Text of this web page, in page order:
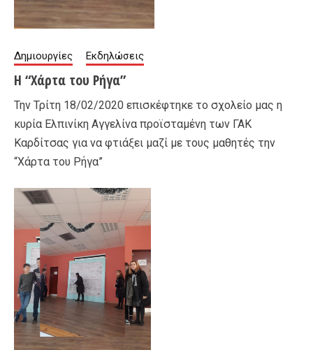
Δημιουργίες Εκδηλώσεις
Η “Χάρτα του Ρήγα”
Την Τρίτη 18/02/2020 επισκέφτηκε το σχολείο μας η
κυρία Ελπινίκη Αγγελίνα προϊσταμένη των ΓΑΚ
Καρδίτσας για να φτιάξει μαζί με τους μαθητές την
“Χάρτα του Ρήγα”